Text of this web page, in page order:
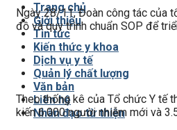
Trang chủ
Giới thiệu
Tin tức
Kiến thức y khoa
Dịch vụ y tế
Quản lý chất lượng
Văn bản
Liên hệ
Nhân đạo từ thiện
Ngày 28/11, Đoàn công tác của
đồ và quy trình chuẩn SOP để
Theo thống kê của Tổ chức Y tế
kiến 6.000 người nhiễm mới và